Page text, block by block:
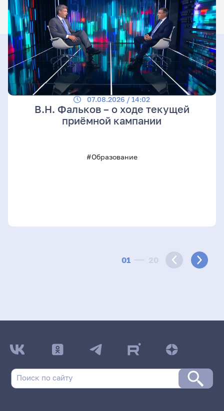
01 20
07.08.2026 / 14:02
В.Н. Фальков – о ходе текущей
приёмной кампании
#Образование